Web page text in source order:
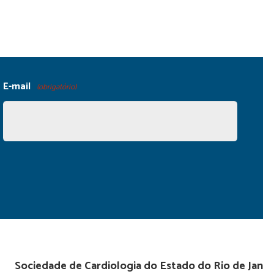
E-mail (obrigatório)
Sociedade de Cardiologia do Estado do Rio de